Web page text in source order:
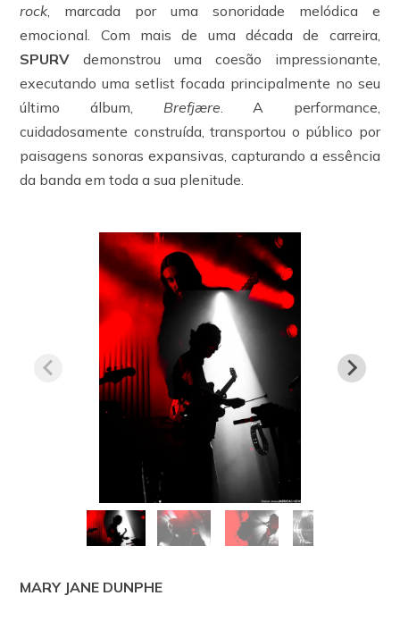
rock, marcada por uma sonoridade melódica e
emocional. Com mais de uma década de carreira,
SPURV demonstrou uma coesão impressionante,
executando uma setlist focada principalmente no seu
último álbum, Brefjære . A performance,
cuidadosamente construída, transportou o público por
paisagens sonoras expansivas, capturando a essência
da banda em toda a sua plenitude.
MARY JANE DUNPHE